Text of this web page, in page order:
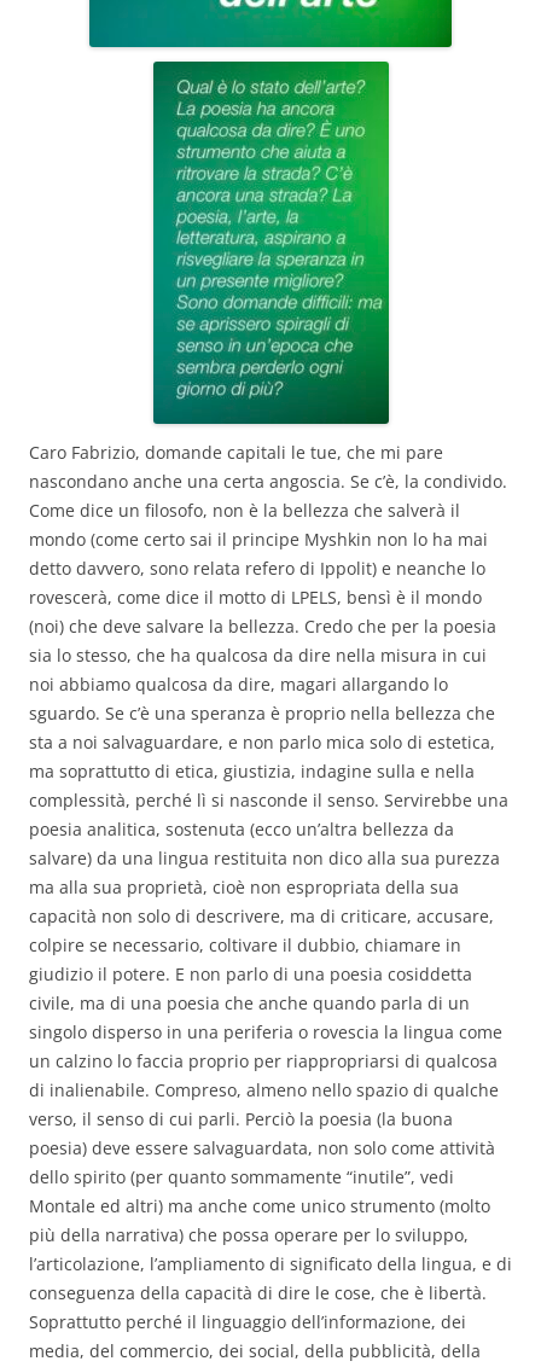
Caro Fabrizio, domande capitali le tue, che mi pare
nascondano anche una certa angoscia. Se c’è, la condivido.
Come dice un filosofo, non è la bellezza che salverà il
mondo (come certo sai il principe Myshkin non lo ha mai
detto davvero, sono relata refero di Ippolit) e neanche lo
rovescerà, come dice il motto di LPELS, bensì è il mondo
(noi) che deve salvare la bellezza. Credo che per la poesia
sia lo stesso, che ha qualcosa da dire nella misura in cui
noi abbiamo qualcosa da dire, magari allargando lo
sguardo. Se c’è una speranza è proprio nella bellezza che
sta a noi salvaguardare, e non parlo mica solo di estetica,
ma soprattutto di etica, giustizia, indagine sulla e nella
complessità, perché lì si nasconde il senso. Servirebbe una
poesia analitica, sostenuta (ecco un’altra bellezza da
salvare) da una lingua restituita non dico alla sua purezza
ma alla sua proprietà, cioè non espropriata della sua
capacità non solo di descrivere, ma di criticare, accusare,
colpire se necessario, coltivare il dubbio, chiamare in
giudizio il potere. E non parlo di una poesia cosiddetta
civile, ma di una poesia che anche quando parla di un
singolo disperso in una periferia o rovescia la lingua come
un calzino lo faccia proprio per riappropriarsi di qualcosa
di inalienabile. Compreso, almeno nello spazio di qualche
verso, il senso di cui parli. Perciò la poesia (la buona
poesia) deve essere salvaguardata, non solo come attività
dello spirito (per quanto sommamente “inutile”, vedi
Montale ed altri) ma anche come unico strumento (molto
più della narrativa) che possa operare per lo sviluppo,
l’articolazione, l’ampliamento di significato della lingua, e di
conseguenza della capacità di dire le cose, che è libertà.
Soprattutto perché il linguaggio dell’informazione, dei
media, del commercio, dei social, della pubblicità, della